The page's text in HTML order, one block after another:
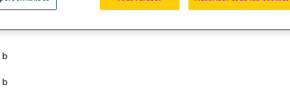
suivantes où
b
b